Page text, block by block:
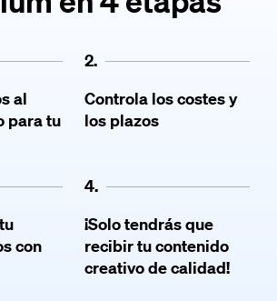
al
para tu
2.
Controla los costes y
los plazos
con
4.
¡Solo tendrás que
recibir tu contenido
creativo de calidad!